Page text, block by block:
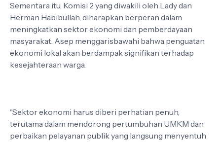
Sementara itu, Komisi 2 yang diwakili oleh Lady dan
Herman Habibullah, diharapkan berperan dalam
meningkatkan sektor ekonomi dan pemberdayaan
masyarakat. Asep menggarisbawahi bahwa penguatan
ekonomi lokal akan berdampak signifikan terhadap
kesejahteraan warga.
"Sektor ekonomi harus diberi perhatian penuh,
terutama dalam mendorong pertumbuhan UMKM dan
perbaikan pelayanan publik yang langsung menyentuh